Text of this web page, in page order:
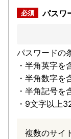
パスワ
パスワードの
・半角英字を
・半角数字を
・半角記号を
・9文字以上
複数のサイ